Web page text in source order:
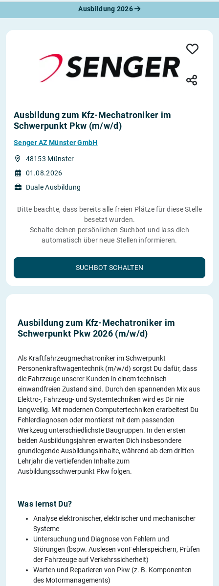
Ausbildung 2026
Ausbildung zum Kfz-Mechatroniker im
Schwerpunkt Pkw (m/w/d)
Senger AZ Münster GmbH
48153 Münster
01.08.2026
Duale Ausbildung
Bitte beachte, dass bereits alle freien Plätze für diese Stelle
besetzt wurden.
Schalte deinen persönlichen Suchbot und lass dich
automatisch über neue Stellen informieren.
SUCHBOT SCHALTEN
Ausbildung zum Kfz-Mechatroniker im
Schwerpunkt Pkw 2026 (m/w/d)
Als Kraftfahrzeugmechatroniker im Schwerpunkt
Personenkraftwagentechnik (m/w/d) sorgst Du dafür, dass
die Fahrzeuge unserer Kunden in einem technisch
einwandfreien Zustand sind. Durch den spannenden Mix aus
Elektro-, Fahrzeug- und Systemtechniken wird es Dir nie
langweilig. Mit modernen Computertechniken erarbeitest Du
Fehlerdiagnosen oder montierst mit dem passenden
Werkzeug unterschiedlichste Baugruppen. In den ersten
beiden Ausbildungsjahren erwarten Dich insbesondere
grundlegende Ausbildungsinhalte, während ab dem dritten
Lehrjahr die vertiefenden Inhalte zum
Ausbildungsschwerpunkt Pkw folgen.
Was lernst Du?
Analyse elektronischer, elektrischer und mechanischer
Systeme
Untersuchung und Diagnose von Fehlern und
Störungen (bspw. Auslesen vonFehlerspeichern, Prüfen
der Fahrzeuge auf Verkehrssicherheit)
Warten und Reparieren von Pkw (z. B. Komponenten
des Motormanagements)